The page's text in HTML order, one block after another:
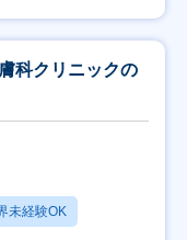
科クリニックの
未経験OK